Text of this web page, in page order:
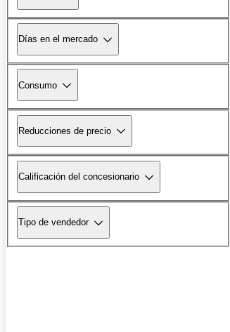
Días en el mercado
Consumo
Reducciones de precio
Calificación del concesionario
Tipo de vendedor